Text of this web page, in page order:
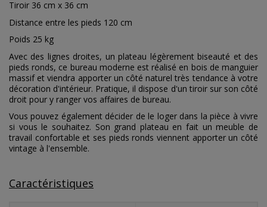
Tiroir 36 cm x 36 cm
Distance entre les pieds 120 cm
Poids 25 kg
Avec des lignes droites, un plateau légèrement biseauté et des
pieds ronds, ce bureau moderne est réalisé en bois de manguier
massif et viendra apporter un côté naturel très tendance à votre
décoration d'intérieur. Pratique, il dispose d'un tiroir sur son côté
droit pour y ranger vos affaires de bureau.
Vous pouvez également décider de le loger dans la pièce à vivre
si vous le souhaitez. Son grand plateau en fait un meuble de
travail confortable et ses pieds ronds viennent apporter un côté
vintage à l'ensemble.
Caractéristiques